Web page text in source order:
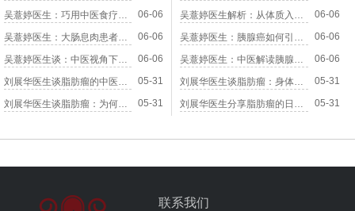
吴薏婷医生：巧用中医食疗方，辅助改善大肠息肉体质 06-06 吴薏婷医生解析：从体质入手，阻断甲状腺癌演变之路 06-06
吴薏婷医生：大肠息肉患者饮食避坑与日常养护指南 06-06 吴薏婷医生：胰腺癌如何引发全身机能的连锁崩塌 06-06
吴薏婷医生谈：中医视角下预防甲状腺癌的日常调摄之道 06-06 吴薏婷医生：中医解读胰腺癌对消化系统的深层冲击 06-06
刘展华医生谈脂肪瘤的中医认识与治疗前景 05-31 刘展华医生谈脂肪瘤：身体出现这些“软疙瘩”要留心 05-31
刘展华医生谈脂肪瘤：为何有的软如棉，有的按之痛？ 05-31 刘展华医生分享脂肪瘤的日常调理与预防复发 05-31
联系我们